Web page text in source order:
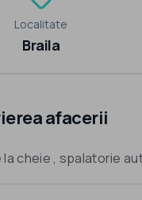
Localitate
Braila
afacerii
cheie , spalatorie